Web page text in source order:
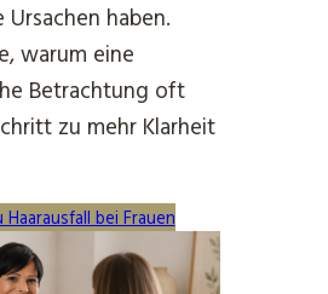
haben.
warum eine
Betrachtung oft
zu mehr Klarheit
Haarausfall bei Frauen